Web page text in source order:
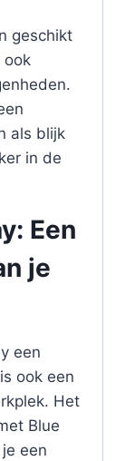
geschikt
ook
als blijk
in de
Een
je
een
ook een
Het
Blue
een